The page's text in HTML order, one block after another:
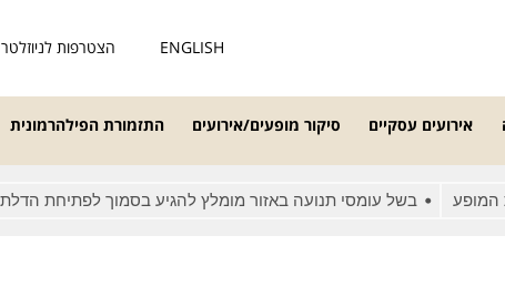
ENGLISH הצטרפות לניוזלטר
אירועים עסקיים סיקור מופעים/אירועים התזמורת הפילהרמונית
בשל עומסי תנועה באזור מומלץ להגיע בסמוך לפתיחת הדלתות